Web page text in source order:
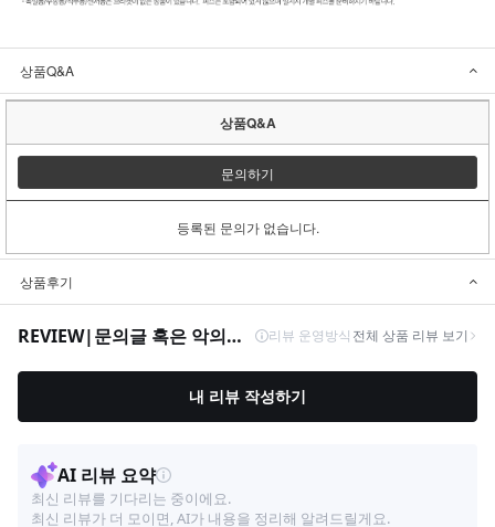
상품Q&A
상품Q&A
문의하기
등록된 문의가 없습니다.
상품후기